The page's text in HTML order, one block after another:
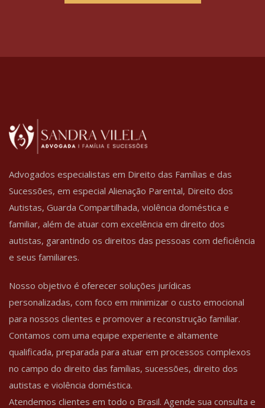
Advogados especialistas em Direito das Famílias e das
Sucessões, em especial Alienação Parental, Direito dos
Autistas, Guarda Compartilhada, violência doméstica e
familiar, além de atuar com excelência em direito dos
autistas, garantindo os direitos das pessoas com deficiência
e seus familiares.
Nosso objetivo é oferecer soluções jurídicas
personalizadas, com foco em minimizar o custo emocional
para nossos clientes e promover a reconstrução familiar.
Contamos com uma equipe experiente e altamente
qualificada, preparada para atuar em processos complexos
no campo do direito das famílias, sucessões, direito dos
autistas e violência doméstica.
Atendemos clientes em todo o Brasil. Agende sua consulta e